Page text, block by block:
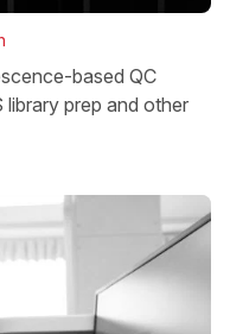
based QC
prep and other